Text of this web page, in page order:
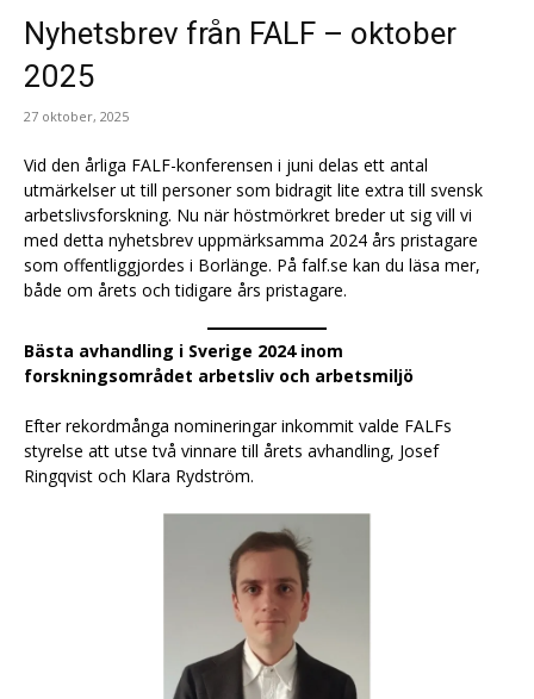
Nyhetsbrev från FALF – oktober
2025
27 oktober, 2025
Vid den årliga FALF-konferensen i juni delas ett antal
utmärkelser ut till personer som bidragit lite extra till svensk
arbetslivsforskning. Nu när höstmörkret breder ut sig vill vi
med detta nyhetsbrev uppmärksamma 2024 års pristagare
som offentliggjordes i Borlänge. På falf.se kan du läsa mer,
både om årets och tidigare års pristagare.
Bästa avhandling i Sverige 2024 inom
forskningsområdet arbetsliv och arbetsmiljö
Efter rekordmånga nomineringar inkommit valde FALFs
styrelse att utse två vinnare till årets avhandling, Josef
Ringqvist och Klara Rydström.